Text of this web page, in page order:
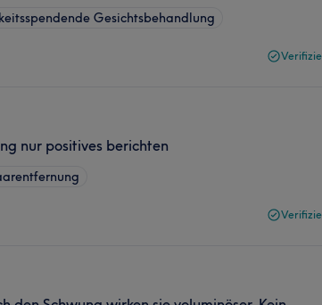
Gesichtsbehandlung
nur positives berichten